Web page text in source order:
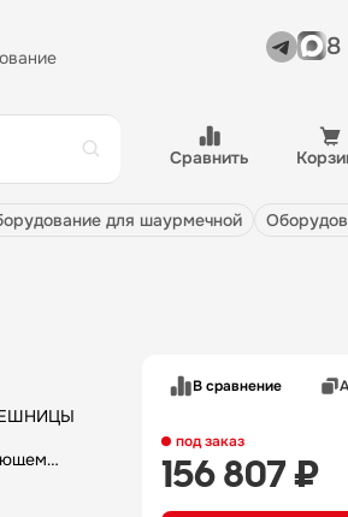
8
Сравнить
для шаурмечной
В сравнение
под заказ
156 807 ₽